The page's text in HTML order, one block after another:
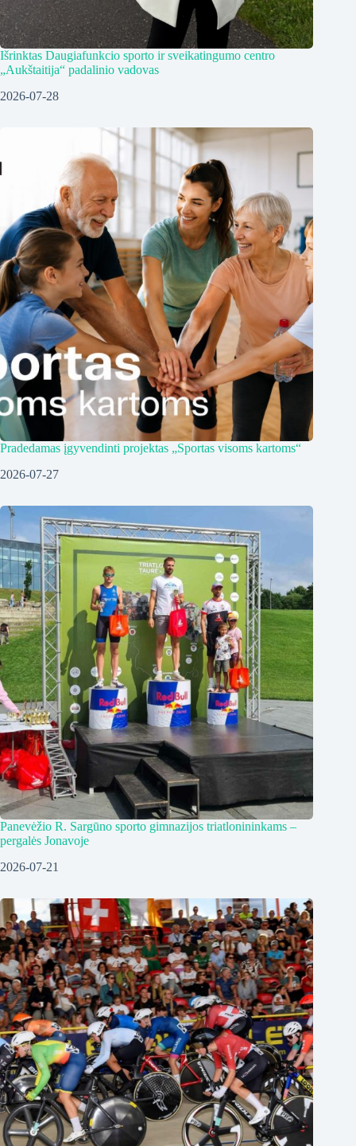
Išrinktas Daugiafunkcio sporto ir sveikatingumo centro
„Aukštaitija“ padalinio vadovas
2026-07-28
Pradedamas įgyvendinti projektas „Sportas visoms kartoms“
2026-07-27
Panevėžio R. Sargūno sporto gimnazijos triatlonininkams –
pergalės Jonavoje
2026-07-21